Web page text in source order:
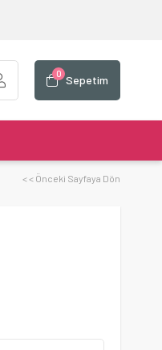
Sepetim
0
< < Önceki Sayfaya Dön